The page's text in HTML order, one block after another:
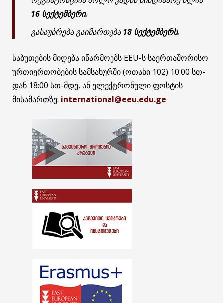
16 სექტემბერი.
გასაუბრება გაიმართება18 სექტემბერს.
საბუთების მიღება იწარმოებს EEU-ს საერთაშორისო
ურთიერთობების სამსახურში (ოთახი 102) 10:00 სთ-
დან 18:00 სთ-მდე, ან ელექტრონული ფოსტის
მისამართზე: international@eeu.edu.ge